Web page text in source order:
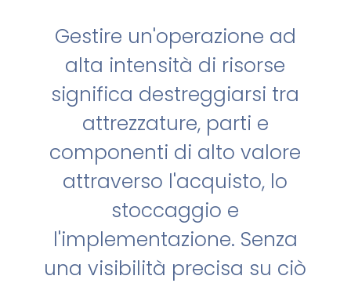
Gestire un'operazione ad
alta intensità di risorse
significa destreggiarsi tra
attrezzature, parti e
componenti di alto valore
attraverso l'acquisto, lo
stoccaggio e
l'implementazione. Senza
una visibilità precisa su ciò